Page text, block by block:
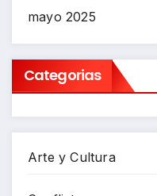
mayo 2025
Categorias
Arte y Cultura